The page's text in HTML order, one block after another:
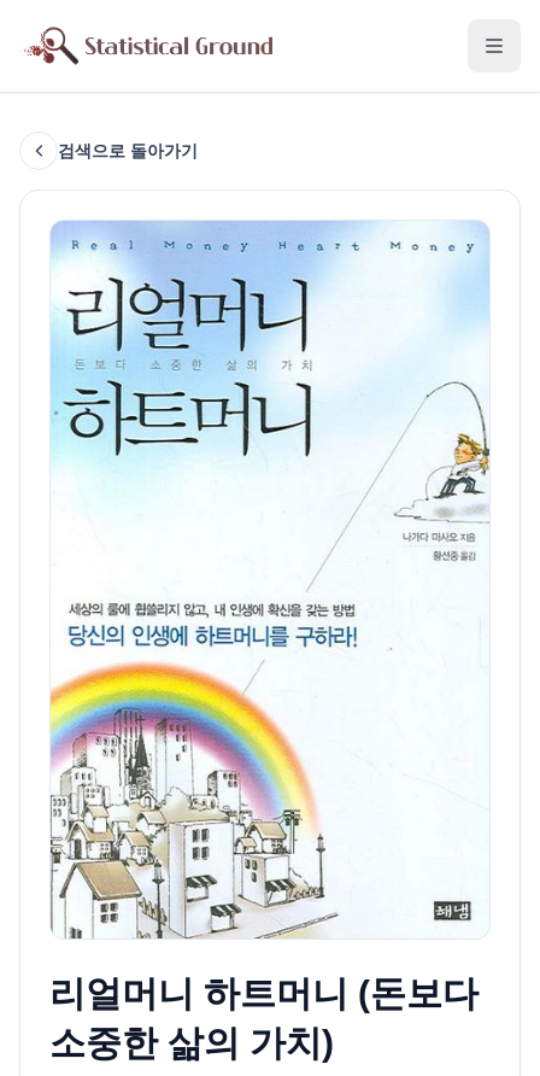
검색으로 돌아가기
리얼머니 하트머니 (돈보다
소중한 삶의 가치)